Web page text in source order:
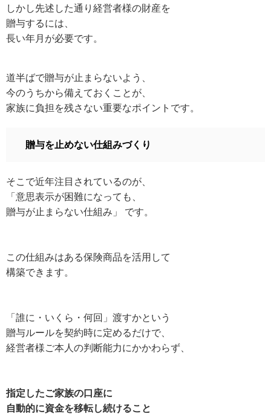
しかし先述した通り経営者様の財産を
贈与するには、
長い年月が必要です。
道半ばで贈与が止まらないよう、
今のうちから備えておくことが、
家族に負担を残さない重要なポイントです。
贈与を止めない仕組みづくり
そこで近年注目されているのが、
「意思表示が困難になっても、
贈与が止まらない仕組み」 です。
この仕組みはある保険商品を活用して
構築できます。
「誰に・いくら・何回」渡すかという
贈与ルールを契約時に定めるだけで、
経営者様ご本人の判断能力にかかわらず、
指定したご家族の口座に
自動的に資金を移転し続けること